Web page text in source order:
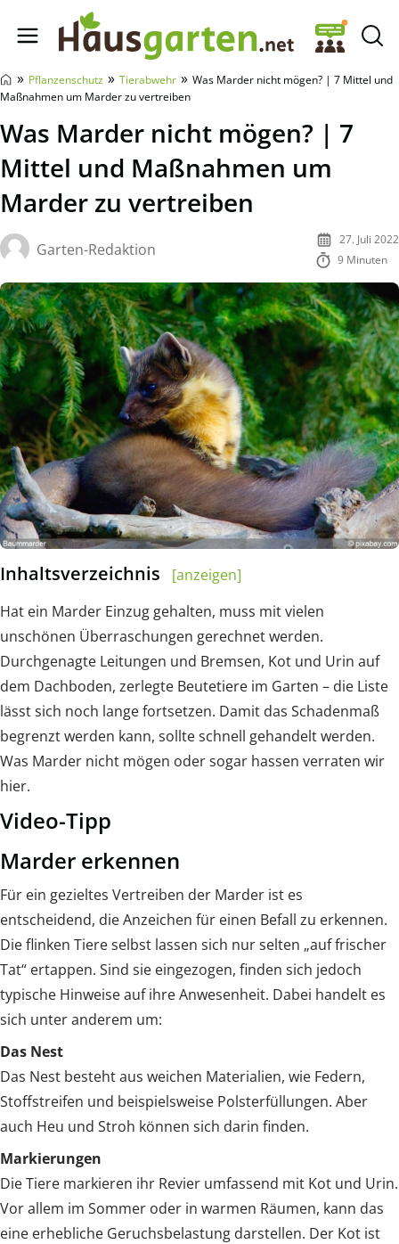
Hausgarten.net
» Pflanzenschutz » Tierabwehr » Was Marder nicht mögen? | 7 Mittel und
Maßnahmen um Marder zu vertreiben
Was Marder nicht mögen? | 7
Mittel und Maßnahmen um
Marder zu vertreiben
Garten-Redaktion
27. Juli 2022
9 Minuten
Inhaltsverzeichnis
[anzeigen]
Hat ein Marder Einzug gehalten, muss mit vielen
unschönen Überraschungen gerechnet werden.
Durchgenagte Leitungen und Bremsen, Kot und Urin auf
dem Dachboden, zerlegte Beutetiere im Garten – die Liste
lässt sich noch lange fortsetzen. Damit das Schadenmaß
begrenzt werden kann, sollte schnell gehandelt werden.
Was Marder nicht mögen oder sogar hassen verraten wir
hier.
Video-Tipp
Marder erkennen
Für ein gezieltes Vertreiben der Marder ist es
entscheidend, die Anzeichen für einen Befall zu erkennen.
Die flinken Tiere selbst lassen sich nur selten „auf frischer
Tat“ ertappen. Sind sie eingezogen, finden sich jedoch
typische Hinweise auf ihre Anwesenheit. Dabei handelt es
sich unter anderem um:
Das Nest
Das Nest besteht aus weichen Materialien, wie Federn,
Stoffstreifen und beispielsweise Polsterfüllungen. Aber
auch Heu und Stroh können sich darin finden.
Markierungen
Die Tiere markieren ihr Revier umfassend mit Kot und Urin.
Vor allem im Sommer oder in warmen Räumen, kann das
eine erhebliche Geruchsbelastung darstellen. Der Kot ist